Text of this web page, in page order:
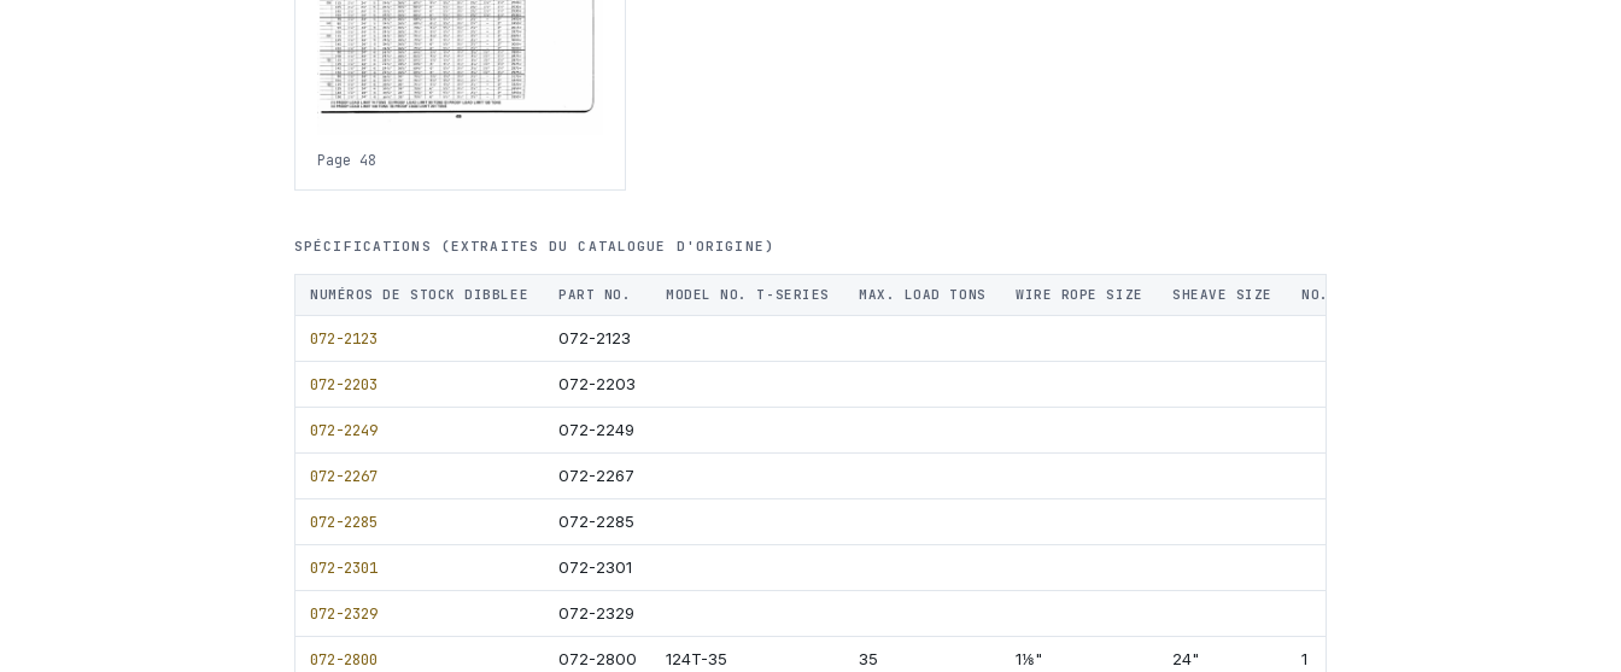
Page 48
SPÉCIFICATIONS (EXTRAITES DU CATALOGUE D'ORIGINE)
NUMÉROS DE STOCK DIBBLEE PART NO. MODEL NO. T-SERIES MAX. LOAD TONS WIRE ROPE SIZE SHEAVE SIZE NO. OF SHEAVES
072-2123 072-2123
072-2203 072-2203
072-2249 072-2249
072-2267 072-2267
072-2285 072-2285
072-2301 072-2301
072-2329 072-2329
072-2800 072-2800 124T-35 35 1⅛" 24" 1